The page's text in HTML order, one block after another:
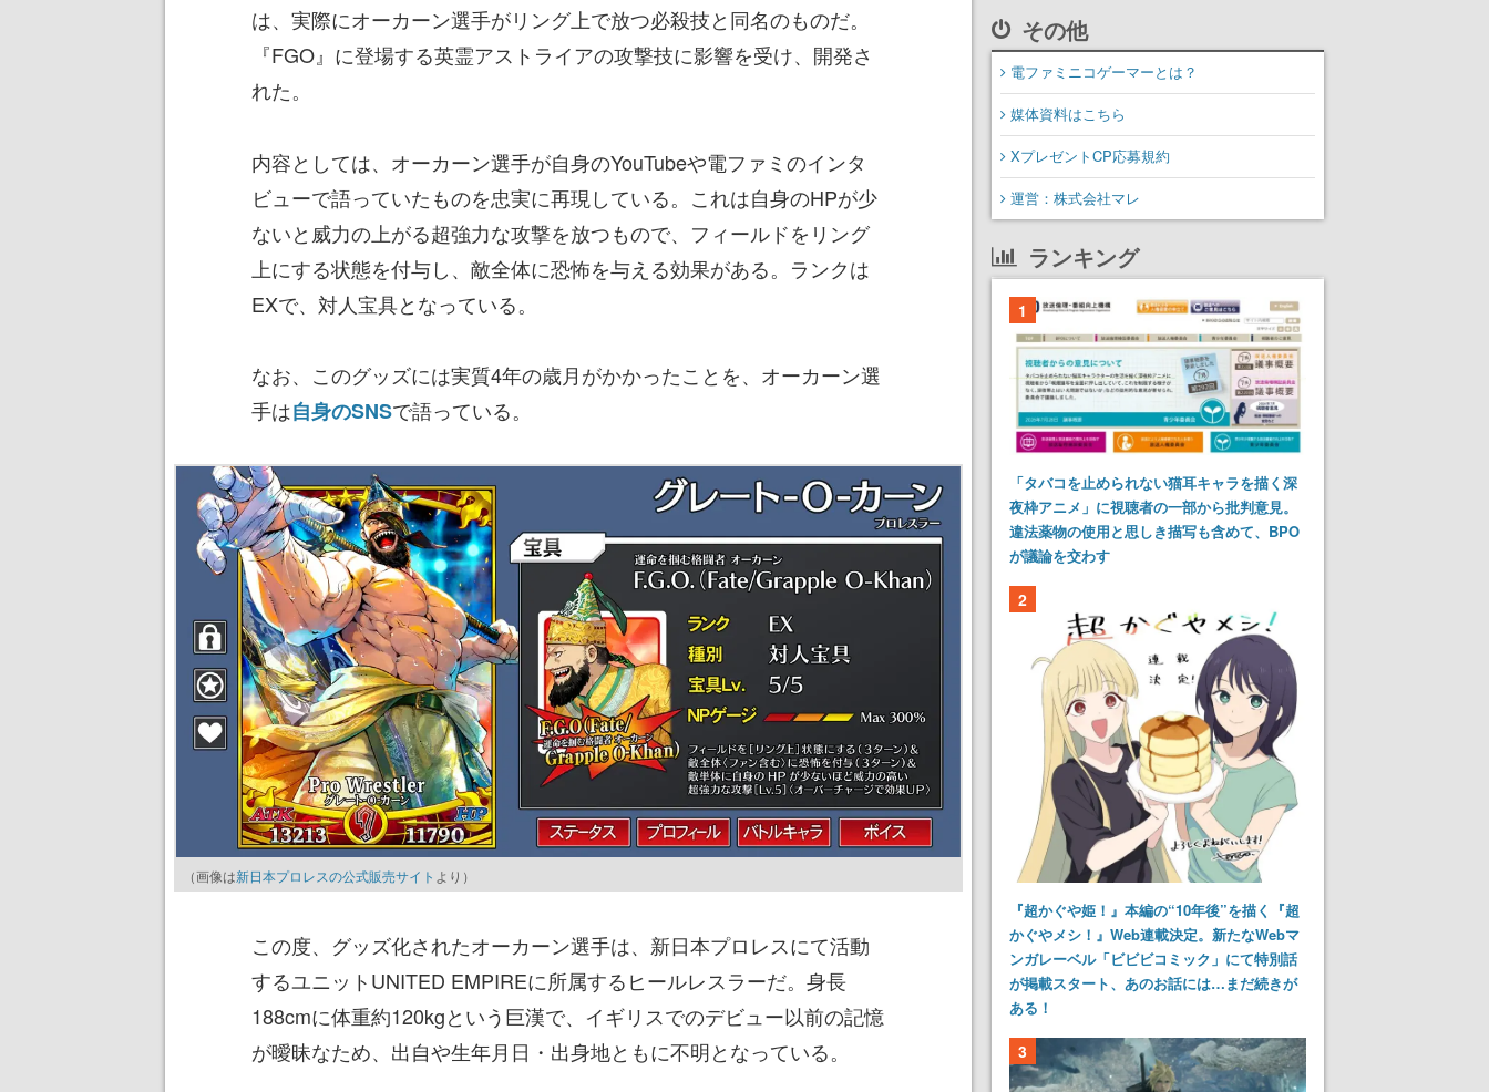
は、実際にオーカーン選手がリング上で放つ必殺技と同名のものだ。
『FGO』に登場する英霊アストライアの攻撃技に影響を受け、開発さ
れた。
内容としては、オーカーン選手が自身のYouTubeや電ファミのインタ
ビューで語っていたものを忠実に再現している。これは自身のHPが少
ないと威力の上がる超強力な攻撃を放つもので、フィールドをリング
上にする状態を付与し、敵全体に恐怖を与える効果がある。ランクは
EXで、対人宝具となっている。
なお、このグッズには実質4年の歳月がかかったことを、オーカーン選
手は自身のSNSで語っている。
（画像は新日本プロレスの公式販売サイト より）
この度、グッズ化されたオーカーン選手は、新日本プロレスにて活動
するユニットUNITED EMPIREに所属するヒールレスラーだ。身長
188cmに体重約120kgという巨漢で、イギリスでのデビュー以前の記憶
が曖昧なため、出自や生年月日・出身地ともに不明となっている。
その他
電ファミニコゲーマーとは？
媒体資料はこちら
XプレゼントCP応募規約
運営：株式会社マレ
ランキング
1
「タバコを止められない猫耳キャラを描く深
夜枠アニメ」に視聴者の一部から批判意見。
違法薬物の使用と思しき描写も含めて、BPO
が議論を交わす
2
『超かぐや姫！』本編の“10年後”を描く『超
かぐやメシ！』Web連載決定。新たなWebマ
ンガレーベル「ビビビコミック」にて特別話
が掲載スタート、あのお話には…まだ続きが
ある！
3